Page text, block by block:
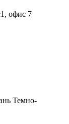
офис 7
Темно-